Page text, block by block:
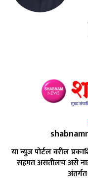
या न्युज पोर्टल वरील
सहमत असतीलच असे